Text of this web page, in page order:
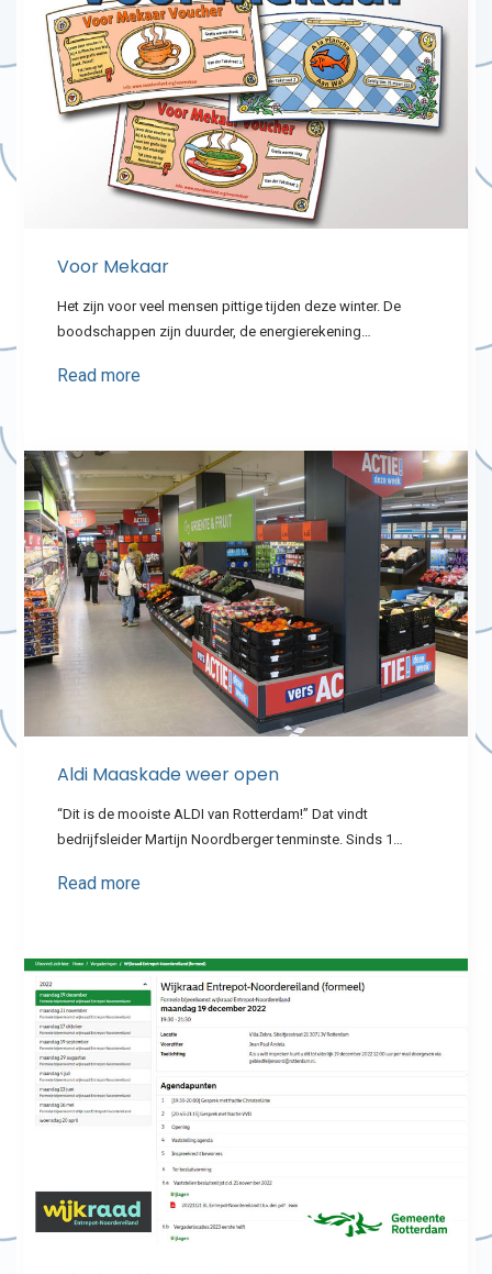
Voor Mekaar
Het zijn voor veel mensen pittige tijden deze winter. De
boodschappen zijn duurder, de energierekening…
Read more
Aldi Maaskade weer open
“Dit is de mooiste ALDI van Rotterdam!” Dat vindt
bedrijfsleider Martijn Noordberger tenminste. Sinds 1…
Read more